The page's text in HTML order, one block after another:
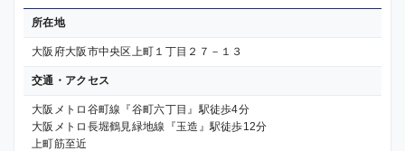
所在地
大阪府大阪市中央区上町１丁目２７－１３
交通・アクセス
大阪メトロ谷町線『谷町六丁目』駅徒歩4分
大阪メトロ長堀鶴見緑地線『玉造』駅徒歩12分
上町筋至近